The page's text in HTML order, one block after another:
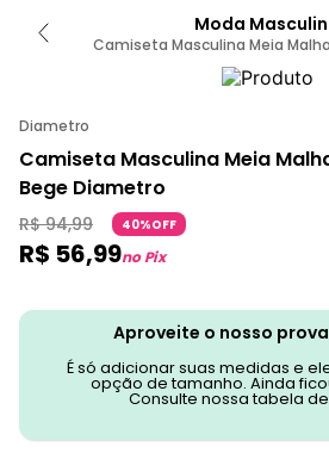
Moda
Camiseta Masculina Meia
Diametro Bege P /
Diametro
Camiseta Masculina Meia
Bege Diametro
R$ 94,99 40%OFF
R$ 56,99no Pix
Aproveite o nosso
É só adicionar suas medidas e
opção de tamanho. Ainda
Consulte nossa tabela